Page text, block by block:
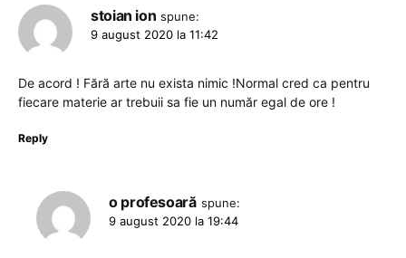
stoian ion spune:
9 august 2020 la 11:42
De acord ! Fără arte nu exista nimic !Normal cred ca pentru
fiecare materie ar trebuii sa fie un număr egal de ore !
Reply
o profesoară spune:
9 august 2020 la 19:44